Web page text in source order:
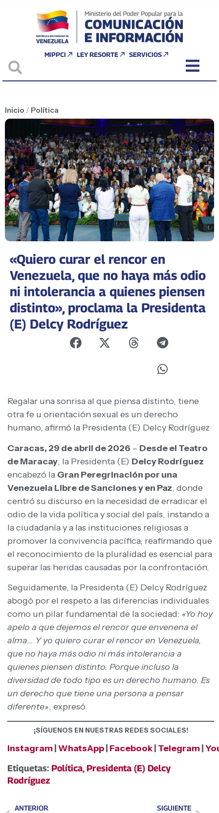
MIPPCI LEY RESORTE SERVICIOS
Inicio / Política
«Quiero curar el rencor en
Venezuela, que no haya más odio
ni intolerancia a quienes piensen
distinto», proclama la Presidenta
(E) Delcy Rodríguez
Regalar una sonrisa al que piensa distinto, tiene
otra fe u orientación sexual es un derecho
humano, afirmó la Presidenta (E) Delcy Rodríguez
Caracas, 29 de abril de 2026 – Desde el Teatro
de Maracay, la Presidenta (E) Delcy Rodríguez
encabezó la Gran Peregrinación por una
Venezuela Libre de Sanciones y en Paz, donde
centró su discurso en la necesidad de erradicar el
odio de la vida política y social del país, instando a
la ciudadanía y a las instituciones religiosas a
promover la convivencia pacífica, reafirmando que
el reconocimiento de la pluralidad es esencial para
superar las heridas causadas por la confrontación.
Seguidamente, la Presidenta (E) Delcy Rodríguez
abogó por el respeto a las diferencias individuales
como un pilar fundamental de la sociedad: «Yo hoy
apelo a que dejemos el rencor que envenena el
alma… Y yo quiero curar el rencor en Venezuela,
que no haya más odio ni más intolerancia a
quienes piensen distinto. Porque incluso la
diversidad de todo tipo es un derecho humano. Es
un derecho que tiene una persona a pensar
diferente», expresó.
¡SÍGUENOS EN NUESTRAS REDES SOCIALES!
Instagram WhatsApp Facebook Telegram
Etiquetas: Política, Presidenta (E) Delcy
Rodríguez
ANTERIOR SIGUIENTE